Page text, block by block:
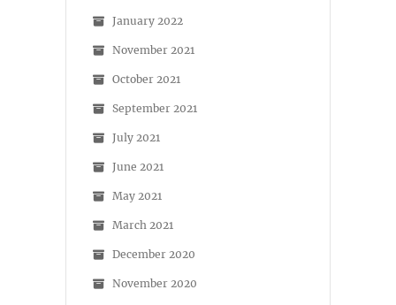
January 2022
November 2021
October 2021
September 2021
July 2021
June 2021
May 2021
March 2021
December 2020
November 2020